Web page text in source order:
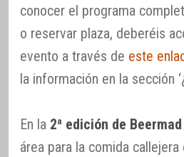
conocer el programa
o reservar plaza, deberéis
evento a través de este
la información en la sección
En la 2ª edición de Beermad
área para la comida callejera